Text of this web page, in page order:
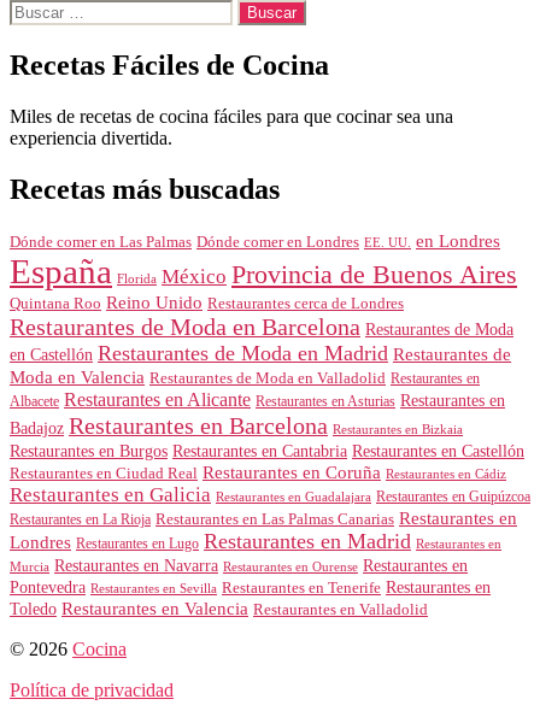
Buscar:
Recetas Fáciles de Cocina
Miles de recetas de cocina fáciles para que cocinar sea una
experiencia divertida.
Recetas más buscadas
Dónde comer en Las Palmas Dónde comer en Londres EE. UU. en Londres
España Florida México Provincia de Buenos Aires
Quintana Roo Reino Unido Restaurantes cerca de Londres
Restaurantes de Moda en Barcelona Restaurantes de Moda
en Castellón Restaurantes de Moda en Madrid Restaurantes de
Moda en Valencia Restaurantes de Moda en Valladolid Restaurantes en
Albacete Restaurantes en Alicante Restaurantes en Asturias Restaurantes en
Badajoz Restaurantes en Barcelona Restaurantes en Bizkaia
Restaurantes en Burgos Restaurantes en Cantabria Restaurantes en Castellón
Restaurantes en Ciudad Real Restaurantes en Coruña Restaurantes en Cádiz
Restaurantes en Galicia Restaurantes en Guadalajara Restaurantes en Guipúzcoa
Restaurantes en La Rioja Restaurantes en Las Palmas Canarias Restaurantes en
Londres Restaurantes en Lugo Restaurantes en Madrid Restaurantes en
Murcia Restaurantes en Navarra Restaurantes en Ourense Restaurantes en
Pontevedra Restaurantes en Sevilla Restaurantes en Tenerife Restaurantes en
Toledo Restaurantes en Valencia Restaurantes en Valladolid
© 2026 Cocina
Política de privacidad